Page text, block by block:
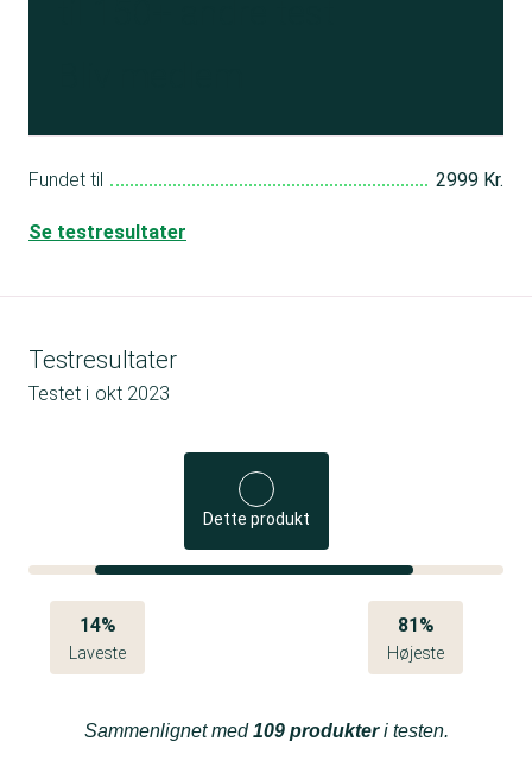
Fundet til 2999 Kr.
Se testresultater
Testresultater
Testet i okt 2023
Dette produkt
14%
Laveste
81%
Højeste
Sammenlignet med109 produkteri testen.